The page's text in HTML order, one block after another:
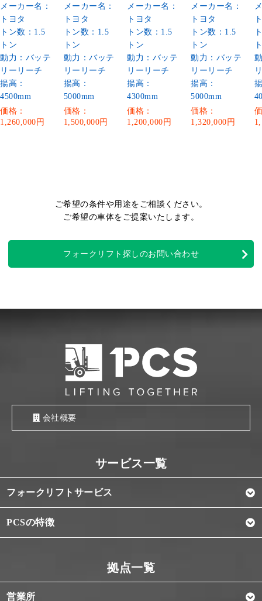
メーカー名：
トヨタ
トン数：1.5
トン
動力：バッテ
リーリーチ
揚高：
4500mm
価格：
1,260,000円
メーカー名：
トヨタ
トン数：1.5
トン
動力：バッテ
リーリーチ
揚高：
5000mm
価格：
1,500,000円
メーカー名：
トヨタ
トン数：1.5
トン
動力：バッテ
リーリーチ
揚高：
4300mm
価格：
1,200,000円
メーカー名：
トヨタ
トン数：1.5
トン
動力：バッテ
リーリーチ
揚高：
5000mm
価格：
1,320,000円
ご希望の条件や用途をご相談ください。
ご希望の車体をご提案いたします。
フォークリフト探しのお問い合わせ
会社概要
フォークリフトサービス
PCSの特徴
営業所